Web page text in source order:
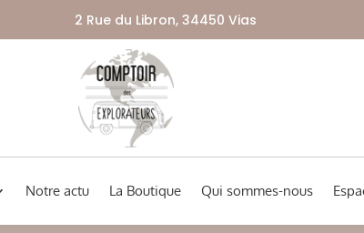
2 Rue du Libron, 34450 Vias
Notre actu La Boutique Qui sommes-nous